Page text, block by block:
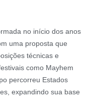
no início dos anos
uma proposta que
técnicas e
como Mayhem
percorreu Estados
expandindo sua base